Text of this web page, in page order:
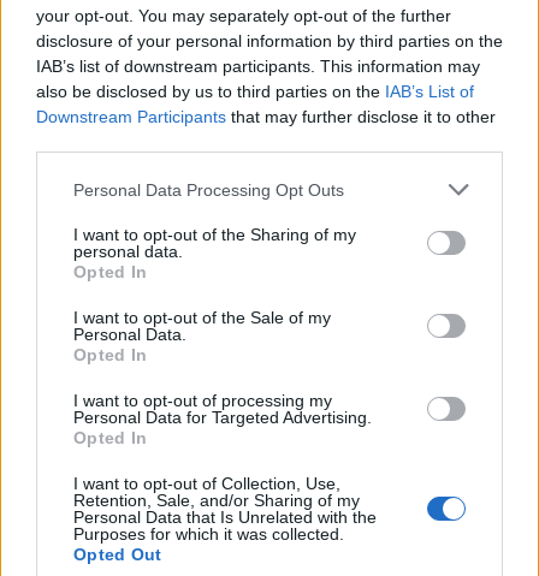
your opt-out. You may separately opt-out of the further
disclosure of your personal information by third parties on the
IAB’s list of downstream participants. This information may
also be disclosed by us to third parties on the IAB’s List of
Downstream Participants that may further disclose it to other
Personal Data Processing Opt Outs
I want to opt-out of the Sharing of my
personal data.
Opted In
I want to opt-out of the Sale of my
Personal Data.
Opted In
I want to opt-out of processing my
Personal Data for Targeted Advertising.
Opted In
I want to opt-out of Collection, Use,
Retention, Sale, and/or Sharing of my
Personal Data that Is Unrelated with the
Purposes for which it was collected.
Opted Out
Διάβασε επίσης
Patriot στη Σαουδική
Αραβία: Η στρατηγική της
Αθήνας απέναντι στον
Συμμαχίες με Ισραήλ,
Ινδία και Εμιράτα
όροι που
για να
ΔΙΑΦΗΜΙΣΗ